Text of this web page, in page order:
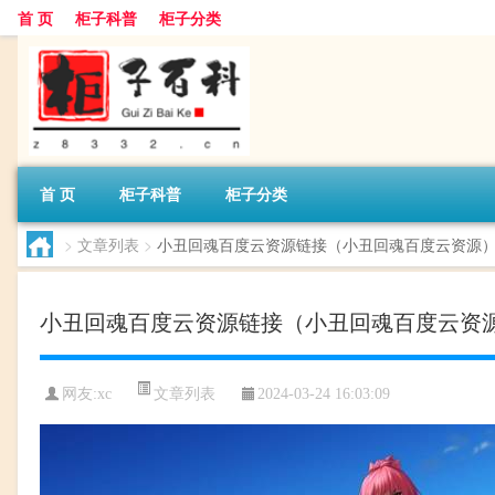
首 页 柜子科普 柜子分类
首 页 柜子科普 柜子分类
> 文章列表 > 小丑回魂百度云资源链接（小丑回魂百度云资源
小丑回魂百度云资源链接（小丑回魂百度云资
网友:xc 文章列表 2024-03-24 16:03:09